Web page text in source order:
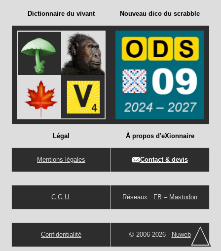
Dictionnaire du vivant Nouveau dico du scrabble
Légal
Mentions légales
C.G.U.
Confidentialité
À propos d'eXionnaire
Contact & devis
Réseaux : FB – Mastodon
© 2006-2026 - Nuweb